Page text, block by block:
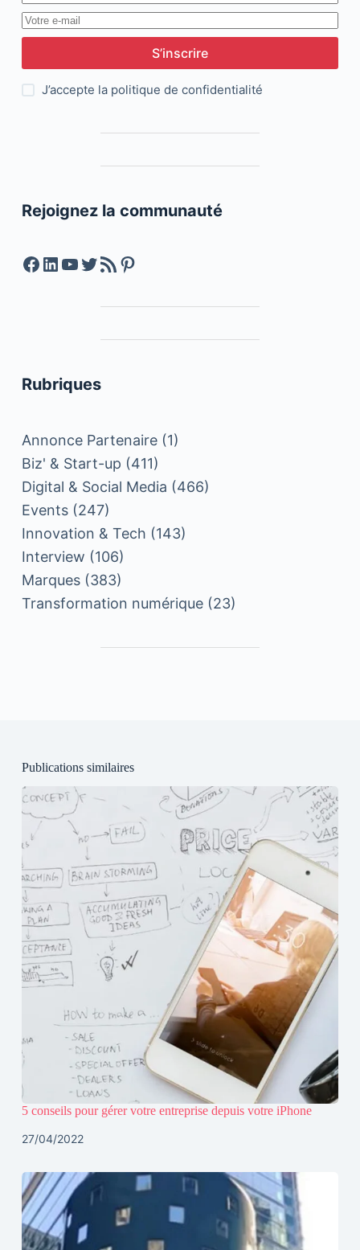
S’inscrire
J’accepte la politique de confidentialité
Rejoignez la communauté
Facebook
LinkedIn
YouTube
Twitter
Feed RSSPinterest
Rubriques
Annonce Partenaire(1)
Biz' & Start-up (411)
Digital & Social Media (466)
Events(247)
Innovation & Tech (143)
Interview (106)
Marques(383)
Transformation numérique(23)
Publications similaires
5 conseils pour gérer votre entreprise depuis votre iPhone
27/04/2022